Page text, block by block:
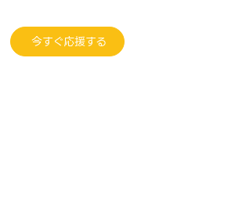
今すぐ応援する